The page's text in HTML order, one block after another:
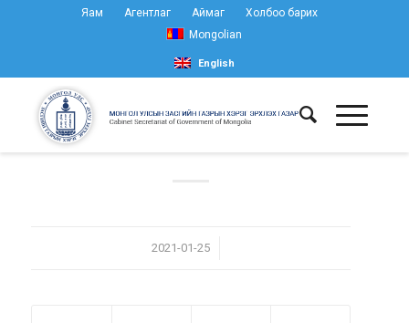
Яам Агентлаг Аймаг
Холбоо барих
Mongolian
English
2021-01-25
/